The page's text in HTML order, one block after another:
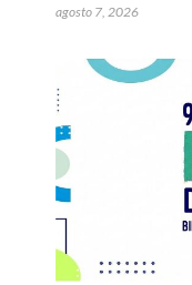
agosto 7, 2026